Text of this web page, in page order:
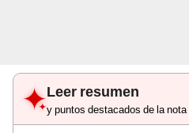
Leer resumen
y puntos destacados de la